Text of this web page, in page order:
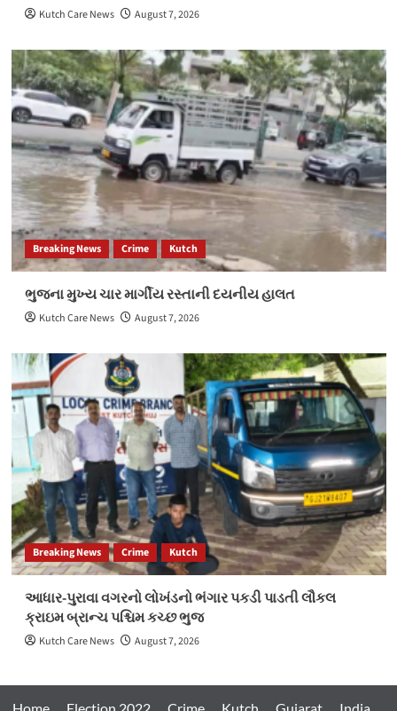
Kutch Care News August 7, 2026
Breaking News Crime Kutch
ભુજના મુખ્ય ચાર માર્ગીય રસ્તાની દયનીય હાલત
Kutch Care News August 7, 2026
Breaking News Crime Kutch
આધાર-પુરાવા વગરનો લોખંડનો ભંગાર પકડી પાડતી લૌકલ
ક્રાઇમ બ્રાન્ચ પશ્ચિમ કચ્છ ભુજ
Kutch Care News August 7, 2026